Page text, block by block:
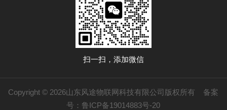
扫一扫，添加微信
Copyright © 2026山东风途物联网科技有限公司版权所有 备案
号：鲁ICP备19014883号-20